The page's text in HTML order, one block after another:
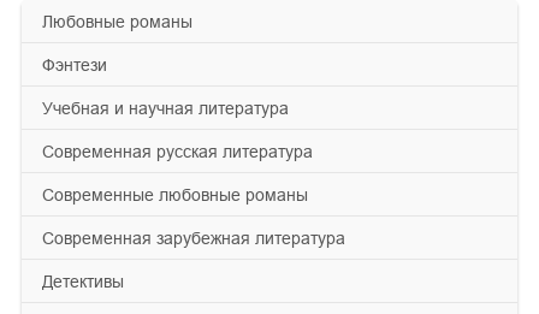
любовные романы
фэнтези
учебная и научная литература
современная русская литература
современные любовные романы
современная зарубежная литература
детективы